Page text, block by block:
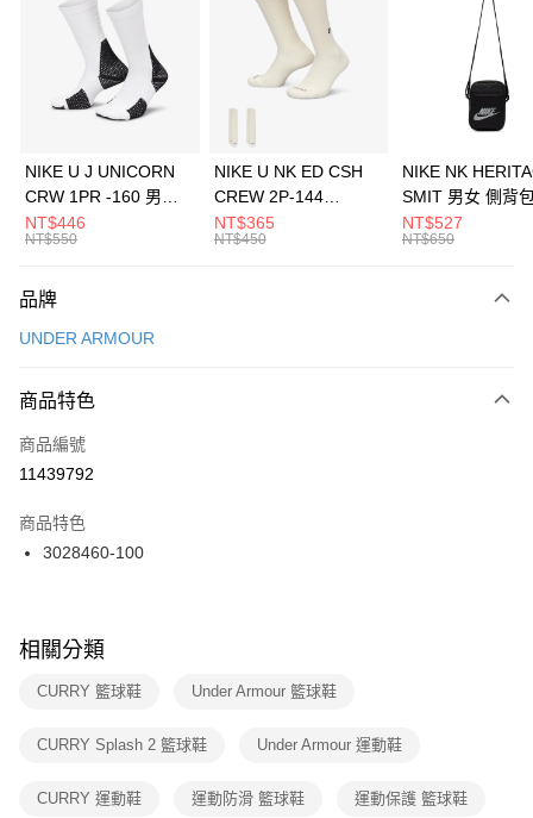
3 期 0 利率 每期 21家銀行
合作金庫商業銀行
第一商業銀行
華南商業銀行
彰化商業銀行
上海商業儲蓄銀行
元大商業銀行
台灣樂天信用卡公司
Apple Pay
全盈+PAY
AFTEE先享後付
【關於「AFTEE先享後付」】
便利好安心！
３．安心：先確認商品／服務後，再付款。
【「AFTEE先享後付」結帳流程】
１．於結帳方式選擇「AFTEE先享後付」後，將跳轉至「AFTEE先享後付」
２．訂單成立數日內，您將收到繳費通知簡訊。
３．收到繳費通知簡訊後14天內，點擊此簡訊中的連結，可透過四大超商／
ATM／網路銀行／等多元方式進行付款，方視為交易完成。
※ 交易是否成功請以「AFTEE先享後付 」之結帳頁面顯示為準，若有關於
是否繳費成功／繳費後需取消欲退款等相關疑問，請聯繫「AFTEE先享後付
客戶支援中心」https://netprotections.freshdesk.com/support/home
１．透過由恩沛科技股份有限公司提供之「AFTEE先享後付」服務完成之交
權轉讓予恩沛科技股份有限公司。
運送方式
每筆NT$100，滿NT$1,500(含以上)免運費
宅配
每筆NT$100，滿NT$1,500(含以上)免運費
付款後門市自取
每筆NT$100，滿NT$1,500(含以上)免運費
NIKE U J UNICORN
CRW 1PR -160 男女
中統襪 FZ3393100
NT$446
NT$550
NIKE U NK ED CSH
CREW 2P-144
EMBRDY 男女 短統襪
FZ3073133
NT$365
NT$450
NIKE NK
SMIT 男女 側背
BA5871010
NT$527
NT$650
品牌
UNDER ARMOUR
商品特色
商品編號
11439792
商品特色
3028460-100
相關分類
CURRY 籃球鞋 Under Armour 籃球鞋
CURRY Splash 2 籃球鞋 Under Armour 運動鞋
CURRY 運動鞋 運動防滑 籃球鞋 運動保護 籃球鞋